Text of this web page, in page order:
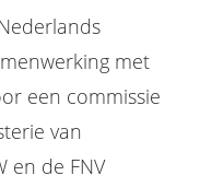
met
een commissie
van
en de FNV